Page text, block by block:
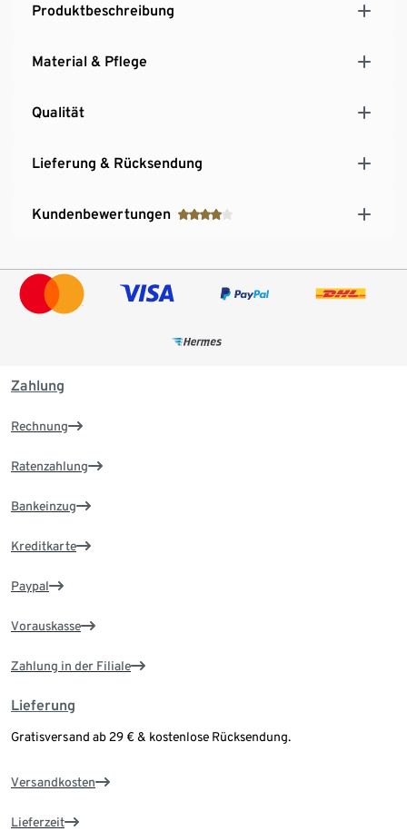
Produktbeschreibung
Material & Pflege
Qualität
Lieferung & Rücksendung
Kundenbewertungen
Zahlung
Rechnung
Ratenzahlung
Bankeinzug
Kreditkarte
Paypal
Vorauskasse
Zahlung in der Filiale
Lieferung
Gratisversand ab 29 € & kostenlose Rücksendung.
Versandkosten
Lieferzeit